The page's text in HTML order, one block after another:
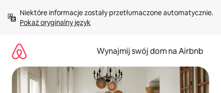
treści Pokaż oryginalny język
Wynajmij swój dom na Airbnb